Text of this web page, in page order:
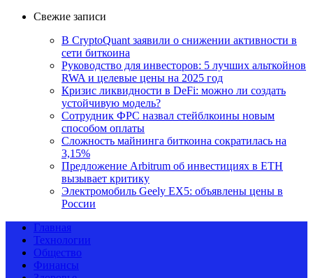
Свежие записи
В CryptoQuant заявили о снижении активности в
сети биткоина
Руководство для инвесторов: 5 лучших альткойнов
RWA и целевые цены на 2025 год
Кризис ликвидности в DeFi: можно ли создать
устойчивую модель?
Сотрудник ФРС назвал стейблкоины новым
способом оплаты
Сложность майнинга биткоина сократилась на
3,15%
Предложение Arbitrum об инвестициях в ETH
вызывает критику
Электромобиль Geely EX5: объявлены цены в
России
Главная
Технологии
Общество
Финансы